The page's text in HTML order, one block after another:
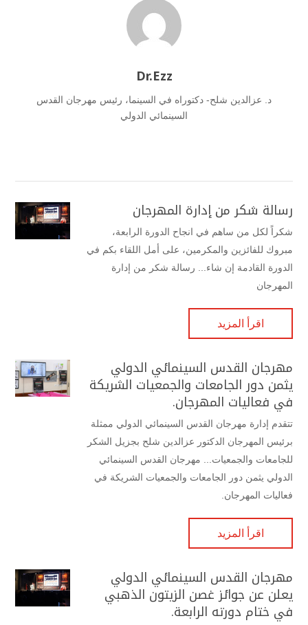
Dr.Ezz
د. عزالدين شلح- دكتوراه في السينما، رئيس مهرجان القدس
السينمائي الدولي
رسالة شكر من إدارة المهرجان
شكراً لكل من ساهم في انجاح الدورة الرابعة،
مبروك للفائزين والمكرمين، على أمل اللقاء بكم في
الدورة القادمة إن شاء... رسالة شكر من إدارة
المهرجان
اقرأ المزيد
مهرجان القدس السينمائي الدولي
يثمن دور الجامعات والجمعيات الشريكة
في فعاليات المهرجان.
تتقدم إدارة مهرجان القدس السينمائي الدولي ممثلة
برئيس المهرجان الدكتور عزالدين شلح بجزيل الشكر
للجامعات والجمعيات... مهرجان القدس السينمائي
الدولي يثمن دور الجامعات والجمعيات الشريكة في
فعاليات المهرجان.
اقرأ المزيد
مهرجان القدس السينمائي الدولي
يعلن عن جوائز غصن الزيتون الذهبي
في ختام دورته الرابعة.